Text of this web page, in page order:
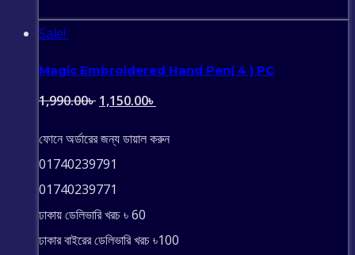
Sale!
Magic Embroidered Hand Pen( 4 ) PC
1,990.00৳ Original
was:
1,150.00৳
ফোনে অর্ডারের জন্য ডায়াল করুন
01740239791
01740239771
ঢাকায় ডেলিভারি খরচ ৳ 60
ঢাকার বাইরের ডেলিভারি খরচ ৳100